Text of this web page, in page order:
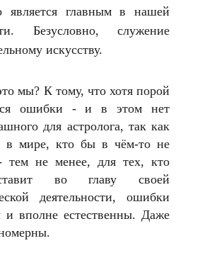
является главным в нашей
Безусловно, служение
искусству.
мы? К тому, что хотя порой
ошибки - и в этом нет
для астролога, так как
в мире, кто бы в чём-то не
тем не менее, для тех, кто
во главу своей
деятельности, ошибки
вполне естественны. Даже